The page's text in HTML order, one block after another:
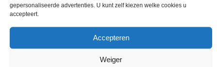
gepersonaliseerde advertenties. U kunt zelf kiezen welke cookies u
accepteert.
Accepteren
Weiger
Worldcoins / Km New / USA / Verenigde Staten /
2022 P / 25 Cent / Unc / Maya Angelou